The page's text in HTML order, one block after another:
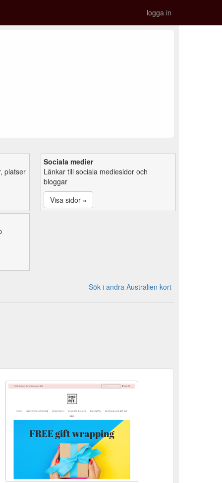
logga in
platser
Sociala medier
Länkar till sociala mediesidor och
bloggar
Visa sidor »
Sök i andra Australien kort